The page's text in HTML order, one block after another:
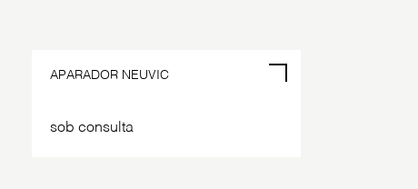
APARADOR NEUVIC
sob consulta